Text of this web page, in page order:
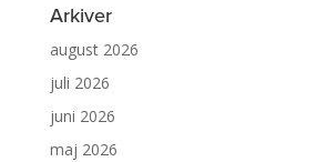
Arkiver
august 2026
juli 2026
juni 2026
maj 2026